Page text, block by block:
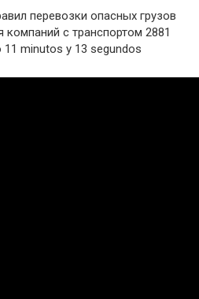
перевозки опасных грузов
компаний с транспортом 2881
minutos y 13 segundos